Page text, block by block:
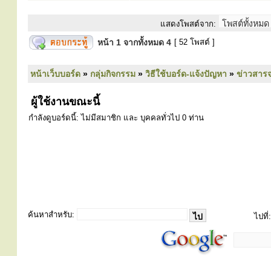
แสดงโพสต์จาก:
หน้า 1 จากทั้งหมด 4 [ 52 โพสต์ ]
หน้าเว็บบอร์ด » กลุ่มกิจกรรม » วิธีใช้บอร์ด-แจ้งปัญหา » ข่าวสาร
ผู้ใช้งานขณะนี้
กำลังดูบอร์ดนี้: ไม่มีสมาชิก และ บุคคลทั่วไป 0 ท่าน
ค้นหาสำหรับ: ไปที่: